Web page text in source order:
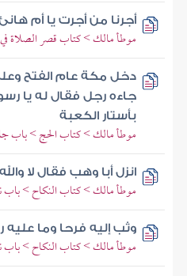
أجرنا من أجرت يا أم
موطأ مالك > كتاب قصر الصلاة
دخل مكة عام الفتح
جاءه رجل فقال له يا
بأستار الكعبة
موطأ مالك > كتاب الحج > باب
انزل أبا وهب فقال لا
موطأ مالك > كتاب النكاح > باب
وثب إليه فرحا وما عليه
موطأ مالك > كتاب النكاح > باب